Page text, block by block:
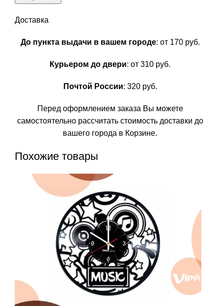
Доставка
До пункта выдачи в вашем городе: от 170 руб.
Курьером до двери: от 310 руб.
Почтой России: 320 руб.
Перед оформлением заказа Вы можете
самостоятельно рассчитать стоимость доставки до
вашего города в Корзине.
Похожие товары